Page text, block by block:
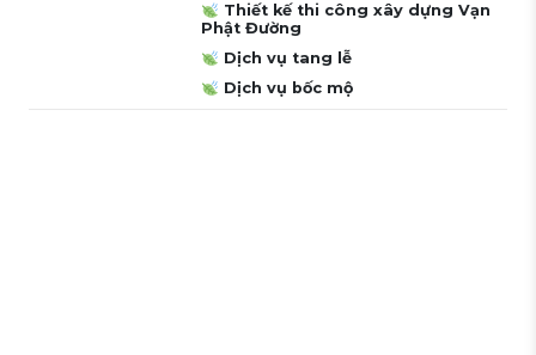
Thiết kế thi công xây dựng Vạn
Phật Đường
Dịch vụ tang lễ
Dịch vụ bốc mộ